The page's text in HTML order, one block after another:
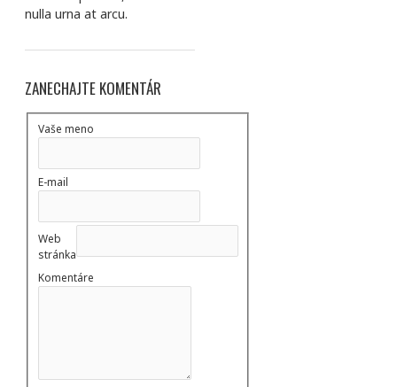
nulla urna at arcu.
ZANECHAJTE KOMENTÁR
Vaše meno
E-mail
Web
stránka
Komentáre